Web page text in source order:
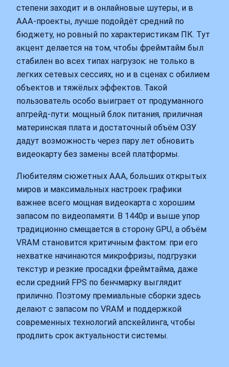
степени заходит и в онлайновые шутеры, и в
ААА-проекты, лучше подойдёт средний по
бюджету, но ровный по характеристикам ПК. Тут
акцент делается на том, чтобы фреймтайм был
стабилен во всех типах нагрузок: не только в
легких сетевых сессиях, но и в сценах с обилием
объектов и тяжёлых эффектов. Такой
пользователь особо выиграет от продуманного
апгрейд-пути: мощный блок питания, приличная
материнская плата и достаточный объём ОЗУ
дадут возможность через пару лет обновить
видеокарту без замены всей платформы.
Любителям сюжетных ААА, больших открытых
миров и максимальных настроек графики
важнее всего мощная видеокарта с хорошим
запасом по видеопамяти. В 1440p и выше упор
традиционно смещается в сторону GPU, а объём
VRAM становится критичным фактом: при его
нехватке начинаются микрофризы, подгрузки
текстур и резкие просадки фреймтайма, даже
если средний FPS по бенчмарку выглядит
прилично. Поэтому премиальные сборки здесь
делают с запасом по VRAM и поддержкой
современных технологий апскейлинга, чтобы
продлить срок актуальности системы.